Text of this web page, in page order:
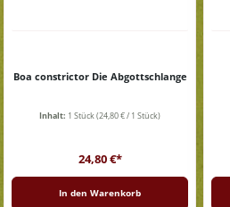
Boa constrictor Die Abgottschlange
Inhalt: 1 Stück(24,80 € / 1 Stück)
Regulärer Preis:
24,80 €*
In den Warenkorb